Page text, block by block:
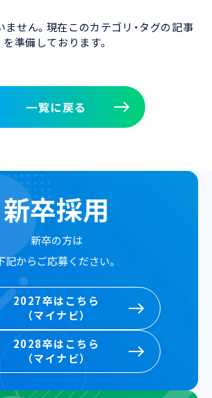
せん。現在このカテゴリ・タグの記事
を準備しております。
一覧に戻る
一覧に戻る
新卒採用
新卒の方は
記からご応募ください。
2027卒はこちら
（マイナビ）
2027卒はこちら
（マイナビ）
2028卒はこちら
（マイナビ）
2028卒はこちら
（マイナビ）